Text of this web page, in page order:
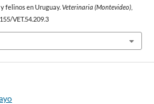
felinos en Uruguay. Veterinaria (Montevideo),
VET.54.209.3